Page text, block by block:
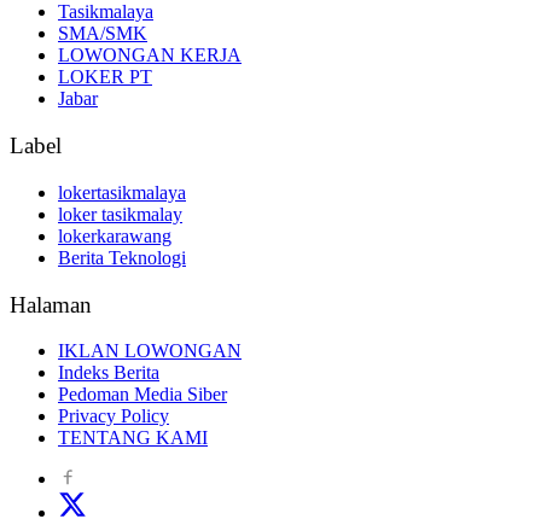
Tasikmalaya
SMA/SMK
LOWONGAN KERJA
LOKER PT
Jabar
Label
lokertasikmalaya
loker tasikmalay
lokerkarawang
Berita Teknologi
Halaman
IKLAN LOWONGAN
Indeks Berita
Pedoman Media Siber
Privacy Policy
TENTANG KAMI